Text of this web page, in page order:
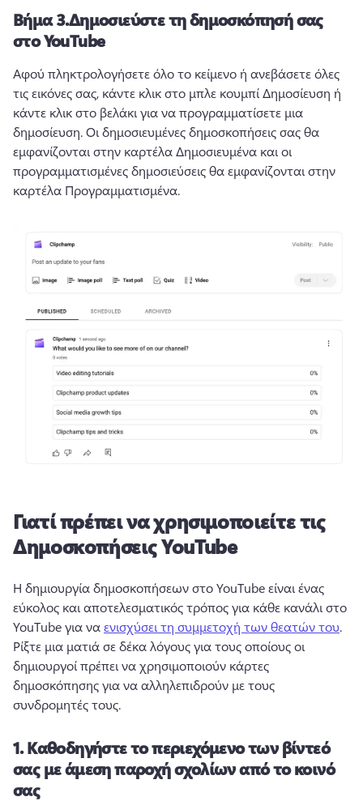
Βήμα 3.Δημοσιεύστε τη δημοσκόπησή σας
στο YouTube
Αφού πληκτρολογήσετε όλο το κείμενο ή ανεβάσετε όλες
τις εικόνες σας, κάντε κλικ στο μπλε κουμπί Δημοσίευση ή
κάντε κλικ στο βελάκι για να προγραμματίσετε μια
δημοσίευση. Οι δημοσιευμένες δημοσκοπήσεις σας θα
εμφανίζονται στην καρτέλα Δημοσιευμένα και οι
προγραμματισμένες δημοσιεύσεις θα εμφανίζονται στην
καρτέλα Προγραμματισμένα.
Γιατί πρέπει να χρησιμοποιείτε τις
Δημοσκοπήσεις YouTube
Η δημιουργία δημοσκοπήσεων στο YouTube είναι ένας
εύκολος και αποτελεσματικός τρόπος για κάθε κανάλι στο
YouTube για να ενισχύσει τη συμμετοχή των θεατών του.
Ρίξτε μια ματιά σε δέκα λόγους για τους οποίους οι
δημιουργοί πρέπει να χρησιμοποιούν κάρτες
δημοσκόπησης για να αλληλεπιδρούν με τους
συνδρομητές τους.
1.Καθοδηγήστε το περιεχόμενο των βίντεό
σας με άμεση παροχή σχολίων από το κοινό
σας